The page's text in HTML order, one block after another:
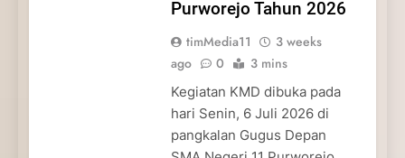
Purworejo Tahun 2026
timMedia11
3 weeks
ago
0 3 mins
Kegiatan KMD dibuka pada
hari Senin, 6 Juli 2026 di
pangkalan Gugus Depan